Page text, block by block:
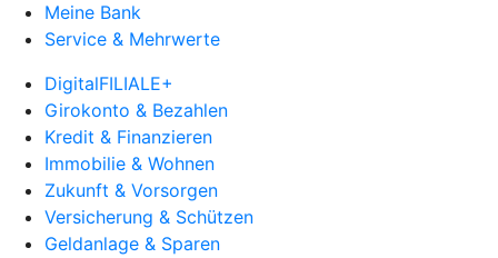
Meine Bank
Service & Mehrwerte
DigitalFILIALE+
Girokonto & Bezahlen
Kredit & Finanzieren
Immobilie & Wohnen
Zukunft & Vorsorgen
Versicherung & Schützen
Geldanlage & Sparen